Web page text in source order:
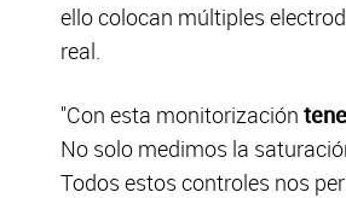
ello colocan múltiples
real.
"Con esta monitorización
No solo medimos la
Todos estos controles nos